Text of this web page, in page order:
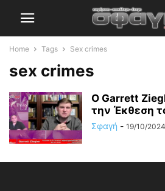
Home Tags Sex crimes
sex crimes
Ο Garrett
την Έκθεση
Σφαγή - 19/10/2024